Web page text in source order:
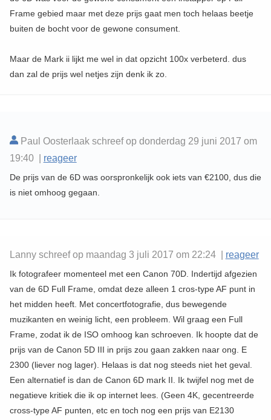
Frame gebied maar met deze prijs gaat men toch helaas beetje
buiten de bocht voor de gewone consument.
Maar de Mark ii lijkt me wel in dat opzicht 100x verbeterd. dus
dan zal de prijs wel netjes zijn denk ik zo.
Paul Oosterlaak schreef op donderdag 29 juni 2017 om
19:40 | reageer
De prijs van de 6D was oorspronkelijk ook iets van €2100, dus die
is niet omhoog gegaan.
Lanny schreef op maandag 3 juli 2017 om 22:24 | reageer
Ik fotografeer momenteel met een Canon 70D. Indertijd afgezien
van de 6D Full Frame, omdat deze alleen 1 cros-type AF punt in
het midden heeft. Met concertfotografie, dus bewegende
muzikanten en weinig licht, een probleem. Wil graag een Full
Frame, zodat ik de ISO omhoog kan schroeven. Ik hoopte dat de
prijs van de Canon 5D III in prijs zou gaan zakken naar ong. E
2300 (liever nog lager). Helaas is dat nog steeds niet het geval.
Een alternatief is dan de Canon 6D mark II. Ik twijfel nog met de
negatieve kritiek die ik op internet lees. (Geen 4K, gecentreerde
cross-type AF punten, etc en toch nog een prijs van E2130